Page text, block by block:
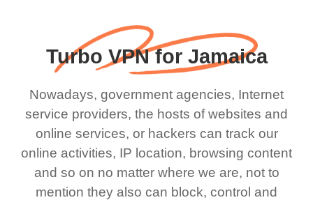
Turbo VPN for Jamaica
Nowadays, government agencies, Internet
service providers, the hosts of websites and
online services, or hackers can track our
online activities, IP location, browsing content
and so on no matter where we are, not to
mention they also can block, control and